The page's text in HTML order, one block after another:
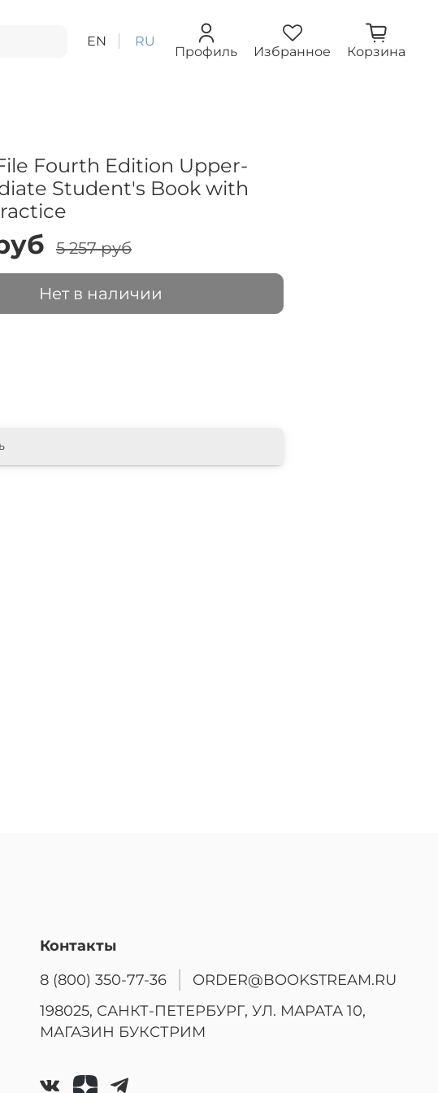
EN RU
Профиль Избранное Корзина
Fourth Edition Upper-
Student's Book with
5 257 руб
Нет в наличии
Контакты
8 (800) 350-77-36
ORDER@BOOKSTREAM.RU
198025, САНКТ-ПЕТЕРБУРГ, УЛ. МАРАТА 10,
МАГАЗИН БУКСТРИМ